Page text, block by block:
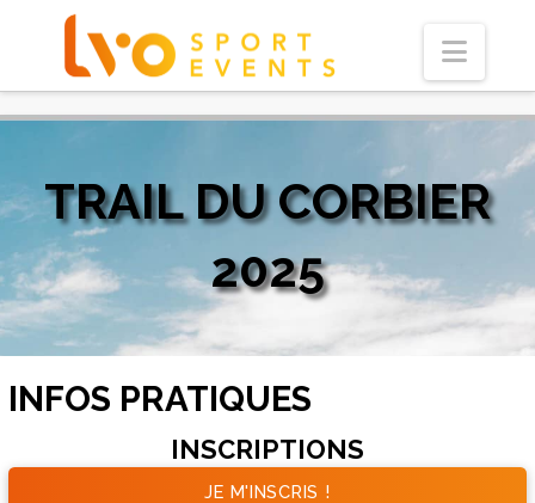
TRAIL DU CORBIER
2025
INFOS PRATIQUES
INSCRIPTIONS
JE M'INSCRIS !